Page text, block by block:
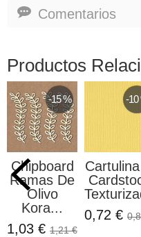
Comentarios
Productos
-15 %
Chipboard
Ramas De
Olivo
Kora...
1,03 € 1,21 €
-10
0,72 €